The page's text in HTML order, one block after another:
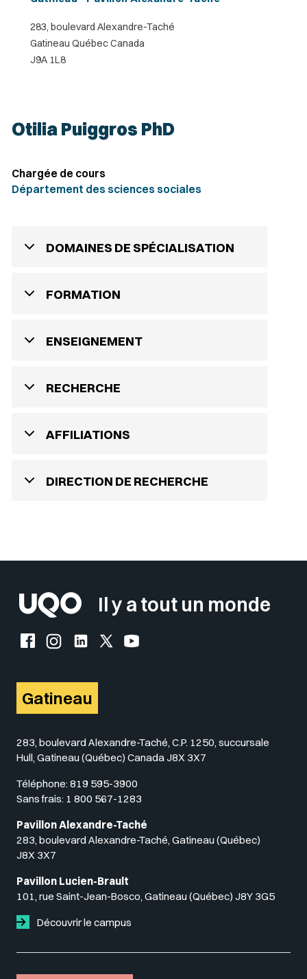
283, boulevard Alexandre-Taché
Gatineau Québec Canada
J9A 1L8
Otilia Puiggros PhD
Chargée de cours
Département des sciences sociales
DOMAINES DE SPÉCIALISATION
FORMATION
ENSEIGNEMENT
RECHERCHE
AFFILIATIONS
DIRECTION DE RECHERCHE
Il y a tout un monde
Facebook de l'UQO
Instagram de l'UQO
LinkedIn de l'UQO
X (Twitter) de l'UQO
YouTube de l'UQO
Gatineau
283, boulevard Alexandre-Taché, C.P. 1250, succursale
Hull, Gatineau (Québec) Canada J8X 3X7
Téléphone: 819 595-3900
Sans frais: 1 800 567-1283
Pavillon Alexandre-Taché
283, boulevard Alexandre-Taché, Gatineau (Québec)
J8X 3X7
Pavillon Lucien-Brault
101, rue Saint-Jean-Bosco, Gatineau (Québec) J8Y 3G5
Découvrir le campus